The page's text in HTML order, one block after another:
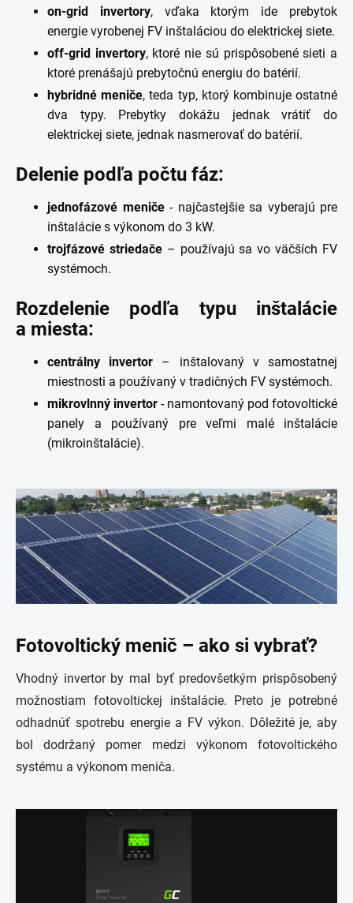
on-grid invertory, vďaka ktorým ide prebytok
energie vyrobenej FV inštaláciou do elektrickej siete.
off-grid invertory, ktoré nie sú prispôsobené sieti a
ktoré prenášajú prebytočnú energiu do batérií.
hybridné meniče, teda typ, ktorý kombinuje ostatné
dva typy. Prebytky dokážu jednak vrátiť do
elektrickej siete, jednak nasmerovať do batérií.
Delenie podľa počtu fáz:
jednofázové meniče- najčastejšie sa vyberajú pre
inštalácie s výkonom do 3 kW.
trojfázové striedače– používajú sa vo väčších FV
systémoch.
Rozdelenie podľa typu inštalácie
a miesta:
centrálny invertor – inštalovaný v samostatnej
miestnosti a používaný v tradičných FV systémoch.
mikrovlnný invertor - namontovaný pod fotovoltické
panely a používaný pre veľmi malé inštalácie
(mikroinštalácie).
Fotovoltický menič – ako si vybrať?
Vhodný invertor by mal byť predovšetkým prispôsobený
možnostiam fotovoltickej inštalácie. Preto je potrebné
odhadnúť spotrebu energie a FV výkon. Dôležité je, aby
bol dodržaný pomer medzi výkonom fotovoltického
systému a výkonom meniča.